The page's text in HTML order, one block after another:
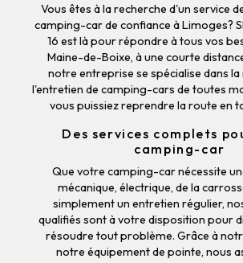
Vous êtes à la recherche d'un service
camping-car de confiance à Limoges?
16 est là pour répondre à tous vos
Maine-de-Boixe, à une courte
notre entreprise se spécialise dans
l'entretien de camping-cars de toutes
vous puissiez reprendre la route en
Des services complets
camping-car
Que votre camping-car nécessite
mécanique, électrique, de la
simplement un entretien régulier,
qualifiés sont à votre disposition pour
résoudre tout problème. Grâce à
notre équipement de pointe, nous